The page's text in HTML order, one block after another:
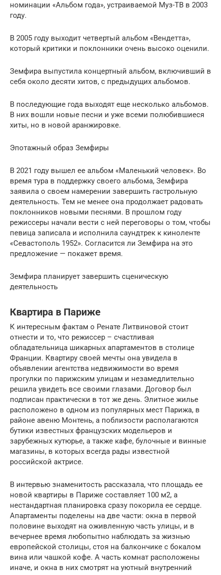
номинации «Альбом года», устраиваемой Муз-ТВ в 2003
году.
В 2005 году выходит четвертый альбом «Вендетта»,
который критики и поклонники очень высоко оценили.
Земфира выпустила концертный альбом, включивший в
себя около десяти хитов, с предыдущих альбомов.
В последующие года выходят еще несколько альбомов.
В них вошли новые песни и уже всеми полюбившиеся
хиты, но в новой аранжировке.
Эпотажный образ Земфиры
В 2021 году вышел ее альбом «Маленький человек». Во
время тура в поддержку своего альбома, Земфира
заявила о своем намерении завершить гастрольную
деятельность. Тем не менее она продолжает радовать
поклонников новыми песнями. В прошлом году
режиссеры начали вести с ней переговоры о том, чтобы
певица записала и исполнила саундтрек к киноленте
«Севастополь 1952». Согласится ли Земфира на это
предложение — покажет время.
Земфира планирует завершить сценическую
деятельность
Квартира в Париже
К интересным фактам о Ренате Литвиновой стоит
отнести и то, что режиссер – счастливая
обладательница шикарных апартаментов в столице
Франции. Квартиру своей мечты она увидела в
объявлении агентства недвижимости во время
прогулки по парижским улицам и незамедлительно
решила увидеть все своими глазами. Договор был
подписан практически в тот же день. Элитное жилье
расположено в одном из популярных мест Парижа, в
районе авеню Монтень, а поблизости располагаются
бутики известных французских модельеров и
зарубежных кутюрье, а также кафе, булочные и винные
магазины, в которых всегда рады известной
российской актрисе.
В интервью знаменитость рассказала, что площадь ее
новой квартиры в Париже составляет 100 м2, а
нестандартная планировка сразу покорила ее сердце.
Апартаменты поделены на две части: окна в первой
половине выходят на оживленную часть улицы, и в
вечернее время любопытно наблюдать за жизнью
европейской столицы, стоя на балкончике с бокалом
вина или чашкой кофе. А часть комнат расположены
иначе, и окна в них смотрят на уютный внутренний